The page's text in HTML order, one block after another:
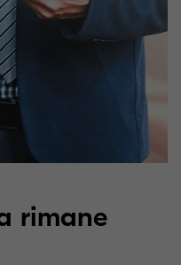
rimane